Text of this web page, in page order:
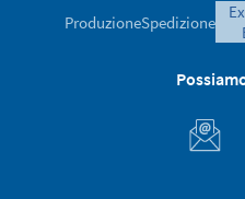
ProduzioneSpedizione